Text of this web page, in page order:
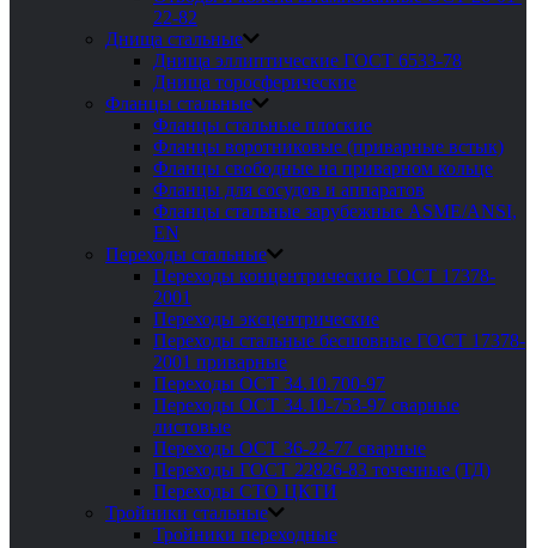
22-82
Днища стальные
Днища эллиптические ГОСТ 6533-78
Днища торосферические
Фланцы стальные
Фланцы стальные плоские
Фланцы воротниковые (приварные встык)
Фланцы свободные на приварном кольце
Фланцы для сосудов и аппаратов
Фланцы стальные зарубежные ASME/ANSI,
EN
Переходы стальные
Переходы концентрические ГОСТ 17378-
2001
Переходы эксцентрические
Переходы стальные бесшовные ГОСТ 17378-
2001 приварные
Переходы ОСТ 34.10.700-97
Переходы ОСТ 34.10-753-97 сварные
листовые
Переходы ОСТ 36-22-77 сварные
Переходы ГОСТ 22826-83 точечные (ТД)
Переходы СТО ЦКТИ
Тройники стальные
Тройники переходные